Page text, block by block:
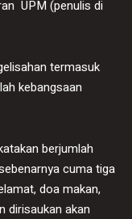
UPM (penulis di
termasuk
kebangsaan
berjumlah
cuma tiga
doa makan,
dirisaukan akan